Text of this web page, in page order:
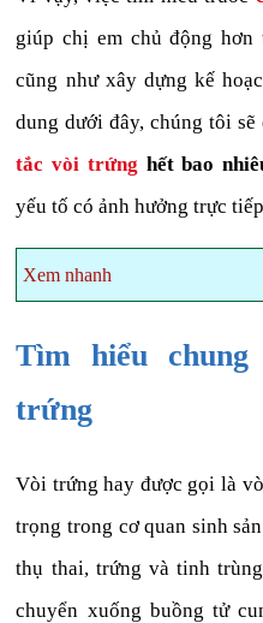
giúp chị em chủ động
cũng như xây dựng kế
dung dưới đây, chúng tôi
tắc vòi trứng hết bao
yếu tố có ảnh hưởng trực
Xem nhanh
Tìm hiểu
trứng
Vòi trứng hay được gọi là
trọng trong cơ quan sinh
thụ thai, trứng và tinh
chuyển xuống buồng tử